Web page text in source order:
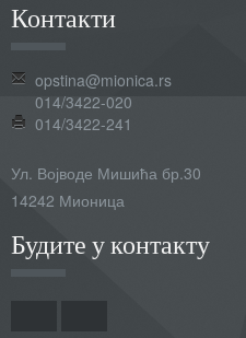
Контакти
opstina@mionica.rs
014/3422-020
014/3422-241
Ул. Војводе Мишића бр.30
14242 Мионица
Будите у контакту